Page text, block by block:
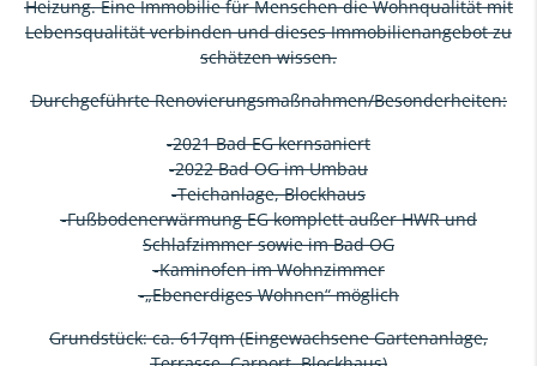
Heizung. Eine Immobilie für Menschen die Wohnqualität mit
Lebensqualität verbinden und dieses Immobilienangebot zu
schätzen wissen.
Durchgeführte Renovierungsmaßnahmen/Besonderheiten:
-2021 Bad EG kernsaniert
-2022 Bad OG im Umbau
-Teichanlage, Blockhaus
-Fußbodenerwärmung EG komplett außer HWR und
Schlafzimmer sowie im Bad OG
-Kaminofen im Wohnzimmer
-„Ebenerdiges Wohnen“ möglich
Grundstück: ca. 617qm (Eingewachsene Gartenanlage,